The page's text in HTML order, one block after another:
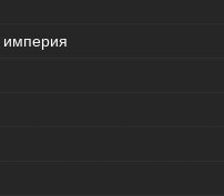
империя